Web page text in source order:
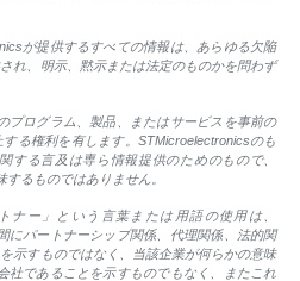
が提供するすべての情報は、あらゆる欠陥
れ、明示、黙示または法定のものかを問わず
プログラム、製品、またはサービスを事前の
る権利を有します。STMicroelectronicsのも
する言及は専ら情報提供のためのもので、
るものではありません。
ナー」という言葉または用語の使用は、
にパートナーシップ関係、代理関係、法的関
示すものではなく、当該企業が何らかの意味
社であることを示すものでもなく、またこれ